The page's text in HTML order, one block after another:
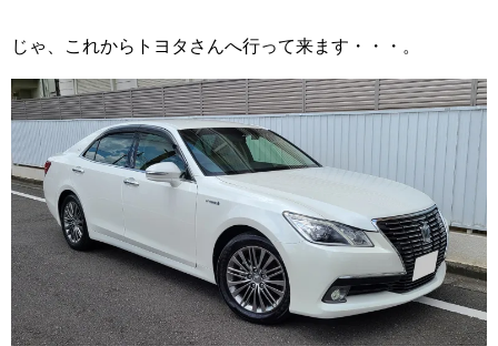
じゃ、これからトヨタさんへ行って来ます・・・。